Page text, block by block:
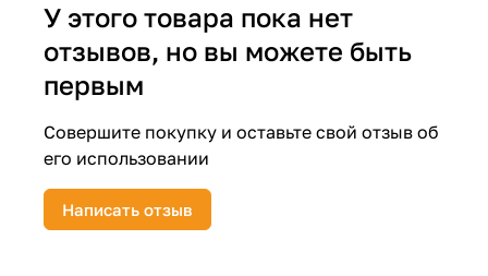
У этого товара пока нет
отзывов, но вы можете быть
первым
Совершите покупку и оставьте свой отзыв об
его использовании
Написать отзыв
раз в 2
недели
plait.ru